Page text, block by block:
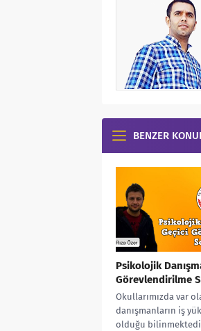
BENZER
Psikolojik
Görevlendirilme
Okullarımızda var
danışmanların iş
olduğu